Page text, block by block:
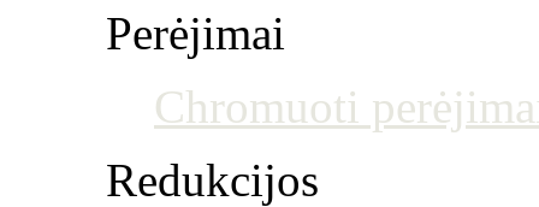
Perėjimai
Chromuoti
Redukcijos